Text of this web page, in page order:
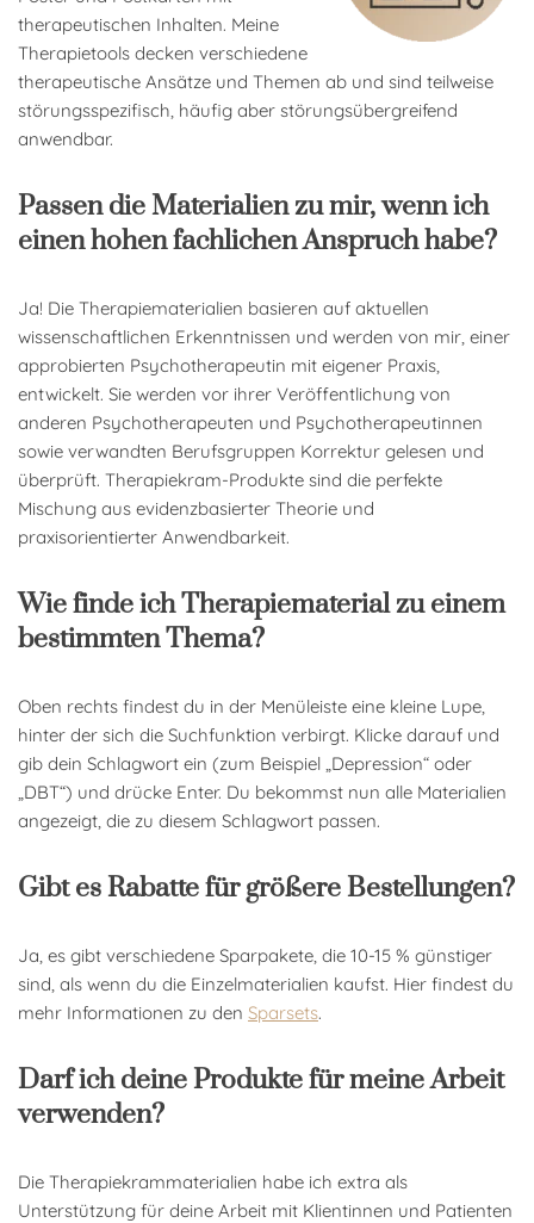
therapeutischen Inhalten. Meine
Therapietools decken verschiedene
therapeutische Ansätze und Themen ab und sind teilweise
störungsspezifisch, häufig aber störungsübergreifend
anwendbar.
Passen die Materialien zu mir, wenn ich
einen hohen fachlichen Anspruch habe?
Ja! Die Therapiematerialien basieren auf aktuellen
wissenschaftlichen Erkenntnissen und werden von mir, einer
approbierten Psychotherapeutin mit eigener Praxis,
entwickelt. Sie werden vor ihrer Veröffentlichung von
anderen Psychotherapeuten und Psychotherapeutinnen
sowie verwandten Berufsgruppen Korrektur gelesen und
überprüft. Therapiekram-Produkte sind die perfekte
Mischung aus evidenzbasierter Theorie und
praxisorientierter Anwendbarkeit.
Wie finde ich Therapiematerial zu einem
bestimmten Thema?
Oben rechts findest du in der Menüleiste eine kleine Lupe,
hinter der sich die Suchfunktion verbirgt. Klicke darauf und
gib dein Schlagwort ein (zum Beispiel „Depression“ oder
„DBT“) und drücke Enter. Du bekommst nun alle Materialien
angezeigt, die zu diesem Schlagwort passen.
Gibt es Rabatte für größere Bestellungen?
Ja, es gibt verschiedene Sparpakete, die 10-15 % günstiger
sind, als wenn du die Einzelmaterialien kaufst. Hier findest du
mehr Informationen zu den Sparsets.
Darf ich deine Produkte für meine Arbeit
verwenden?
Die Therapiekrammaterialien habe ich extra als
Unterstützung für deine Arbeit mit Klientinnen und Patienten